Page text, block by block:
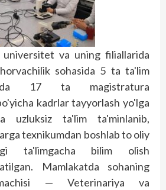
universitet va uning filiallarida
sohasida 5 ta ta'lim
17 ta magistratura
kadrlar tayyorlash yo'lga
uzluksiz ta'lim ta'minlanib,
texnikumdan bosh­lab to oliy
ta'limgacha bilim olish
Mamlakatda sohaning
— Veterinariya va